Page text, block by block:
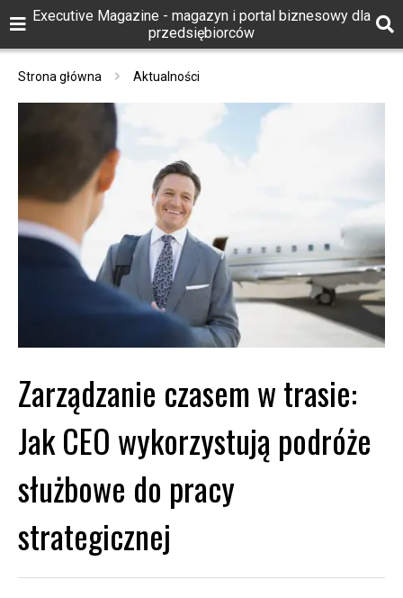
Executive Magazine - magazyn i portal biznesowy dla
przedsiębiorców
Strona główna Aktualności
Zarządzanie czasem w trasie:
Jak CEO wykorzystują podróże
służbowe do pracy
strategicznej